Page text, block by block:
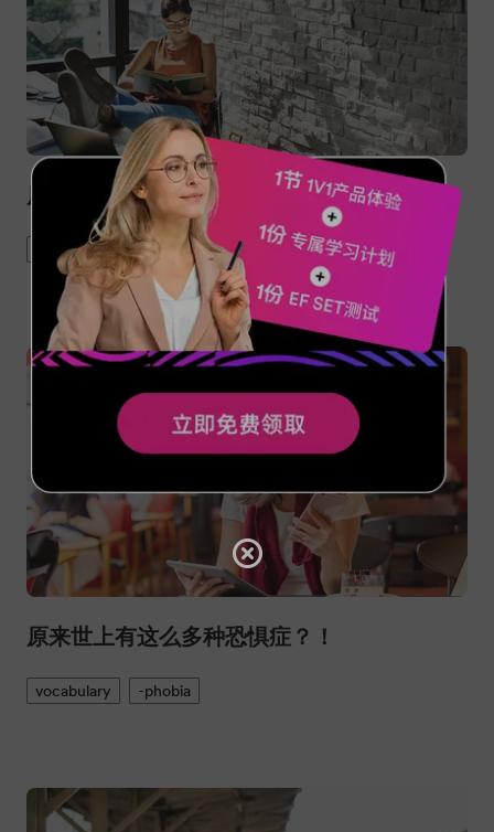
原来地球人最爱的英文书是...
book quotes Kindle
原来世上有这么多种恐惧症？！
vocabulary -phobia